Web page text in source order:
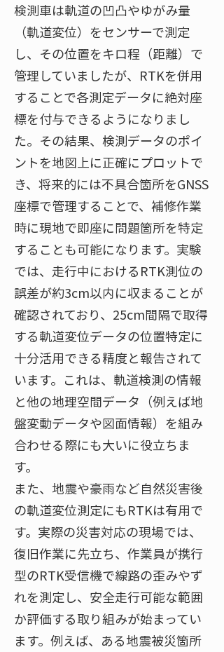
検測車は軌道の凹凸やゆがみ量
（軌道変位）をセンサーで測定
し、その位置をキロ程（距離）で
管理していましたが、RTKを併用
することで各測定データに絶対座
標を付与できるようになりまし
た。その結果、検測データのポイ
ントを地図上に正確にプロットで
き、将来的には不具合箇所をGNSS
座標で管理することで、補修作業
時に現地で即座に問題箇所を特定
することも可能になります。実験
では、走行中におけるRTK測位の
誤差が約3cm以内に収まることが
確認されており、25cm間隔で取得
する軌道変位データの位置特定に
十分活用できる精度と報告されて
います。これは、軌道検測の情報
と他の地理空間データ（例えば地
盤変動データや図面情報）を組み
合わせる際にも大いに役立ちま
す。
また、地震や豪雨など自然災害後
の軌道変位測定にもRTKは有用で
す。実際の災害対応の現場では、
復旧作業に先立ち、作業員が携行
型のRTK受信機で線路の歪みやず
れを測定し、安全走行可能な範囲
か評価する取り組みが始まってい
ます。例えば、ある地震被災箇所